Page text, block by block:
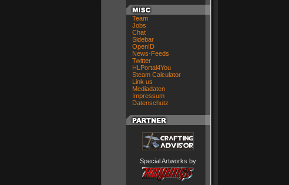
Team
Jobs
Chat
Sidebar
OpenID
News-Feeds
Twitter
HLPortal4You
Steam Calculator
Link us
Mediadaten
Impressum
Datenschutz
Special Artworks by